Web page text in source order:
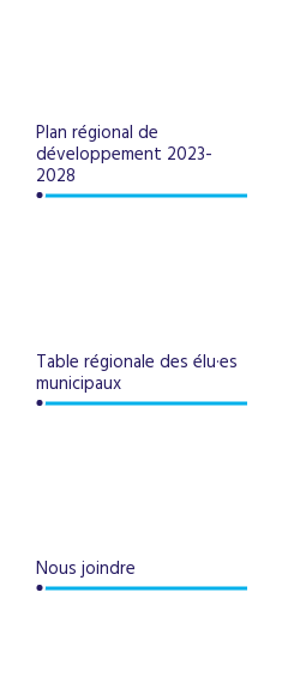
Plan régional de
développement 2023-
2028
Table régionale des élu·es
municipaux
Nous joindre